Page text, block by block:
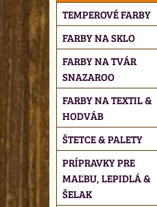
TEMPEROVÉ FARBY
FARBY NA SKLO
FARBY NA TVÁR
SNAZAROO
FARBY NA TEXTIL &
HODVÁB
ŠTETCE & PALETY
PRÍPRAVKY PRE
MAĽBU, LEPIDLÁ &
ŠELAK